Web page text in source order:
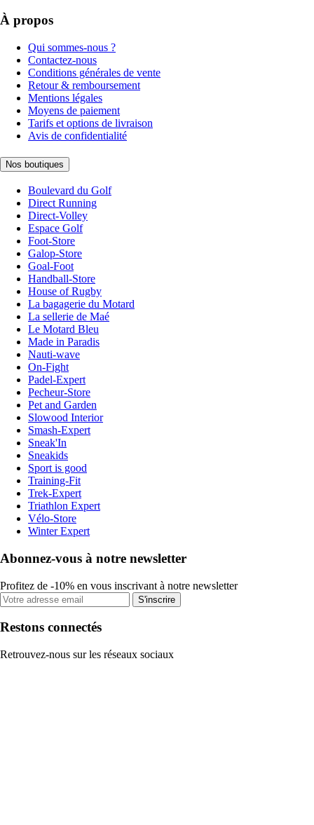
À propos
Qui sommes-nous ?
Contactez-nous
Conditions générales de vente
Retour & remboursement
Mentions légales
Moyens de paiement
Tarifs et options de livraison
Avis de confidentialité
Nos boutiques
Boulevard du Golf
Direct Running
Direct-Volley
Espace Golf
Foot-Store
Galop-Store
Goal-Foot
Handball-Store
House of Rugby
La bagagerie du Motard
La sellerie de Maé
Le Motard Bleu
Made in Paradis
Nauti-wave
On-Fight
Padel-Expert
Pecheur-Store
Pet and Garden
Slowood Interior
Smash-Expert
Sneak'In
Sneakids
Sport is good
Training-Fit
Trek-Expert
Triathlon Expert
Vélo-Store
Winter Expert
Abonnez-vous à notre newsletter
Profitez de -10% en vous inscrivant à notre newsletter
S'inscrire
Restons connectés
Retrouvez-nous sur les réseaux sociaux